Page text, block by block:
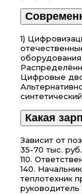
1)
Цифровые
синтетический
Какая
Зависит от
35-70 тыс.
110.
140.
теплотехник